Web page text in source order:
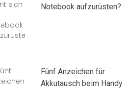
Notebook aufzurüsten?
Fünf Anzeichen für
Akkutausch beim Handy